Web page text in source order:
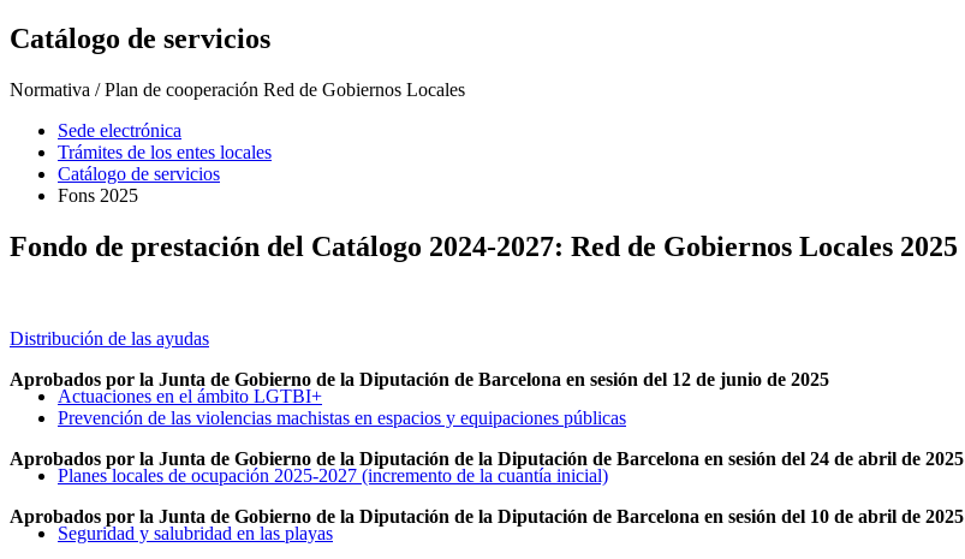
Catálogo de servicios
Normativa / Plan de cooperación Red de Gobiernos Locales
Sede electrónica
Trámites de los entes locales
Catálogo de servicios
Fons 2025
Fondo de prestación del Catálogo 2024-2027: Red de Gobiernos Locales 2025
Distribución de las ayudas
Aprobados por la Junta de Gobierno de la Diputación de Barcelona en sesión del 12 de junio de 2025
Actuaciones en el ámbito LGTBI+
Prevención de las violencias machistas en espacios y equipaciones públicas
Aprobados por la Junta de Gobierno de la Diputación de la Diputación de Barcelona en sesión del 24 de abril de 2025
Planes locales de ocupación 2025-2027 (incremento de la cuantía inicial)
Aprobados por la Junta de Gobierno de la Diputación de la Diputación de Barcelona en sesión del 10 de abril de 2025
Seguridad y salubridad en las playas